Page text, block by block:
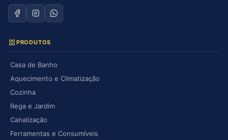
PRODUTOS
Casa de Banho
Aquecimento e Climatização
Cozinha
Rega e Jardim
Canalização
Ferramentas e Consumíveis